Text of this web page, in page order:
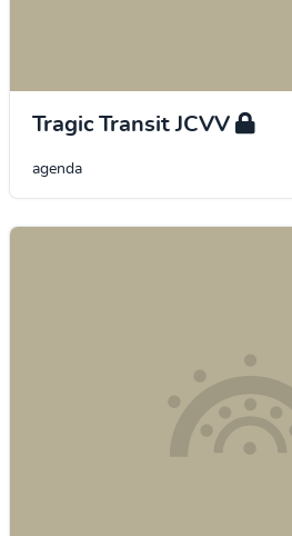
Tragic Transit JCVV
agenda